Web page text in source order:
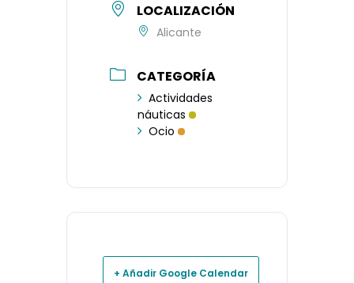
LOCALIZACIÓN
Alicante
CATEGORÍA
Actividades
náuticas
Ocio
+ Añadir Google Calendar